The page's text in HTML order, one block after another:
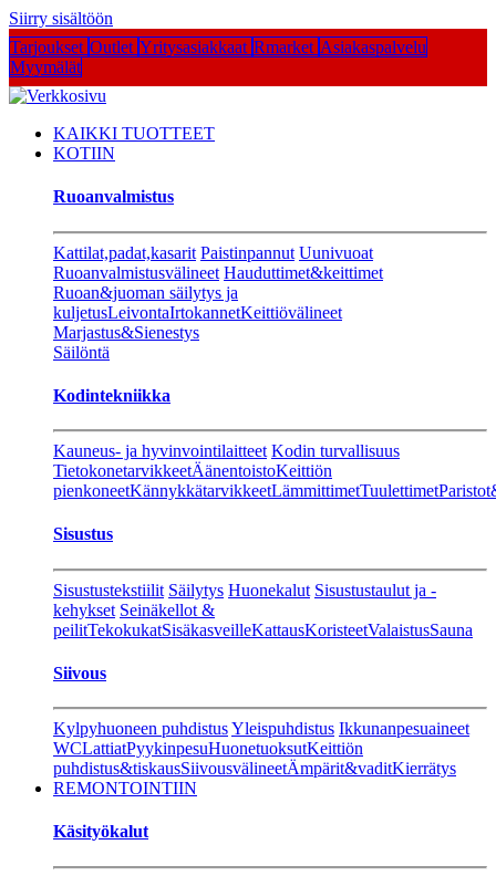
Siirry sisältöön
Tarjoukset Outlet Yritysasiakkaat Rmarket Asiakaspalvelu
Myymälät
KAIKKI TUOTTEET
KOTIIN
Ruoanvalmistus
Kattilat,padat,kasarit Paistinpannut Uunivuoat
Ruoanvalmistusvälineet Hauduttimet&keittimet
Ruoan&juoman säilytys ja
kuljetusLeivontaIrtokannetKeittiövälineet
Marjastus&Sienestys
Säilöntä
Kodintekniikka
Kauneus- ja hyvinvointilaitteet Kodin turvallisuus
TietokonetarvikkeetÄänentoistoKeittiön
pienkoneetKännykkätarvikkeetLämmittimetTuulettimet
Sisustus
Sisustustekstiilit Säilytys Huonekalut Sisustustaulut ja -
kehykset Seinäkellot &
peilitTekokukatSisäkasveilleKattausKoristeetValaistusSauna
Siivous
Kylpyhuoneen puhdistusYleispuhdistus Ikkunanpesuaineet
WCLattiatPyykinpesuHuonetuoksutKeittiön
puhdistus&tiskausSiivousvälineetÄmpärit&vaditKierrätys
REMONTOINTIIN
Käsityökalut